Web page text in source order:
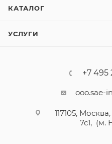
КАТАЛОГ
УСЛУГИ
+7 495
ooo.sae-
117105,
7с1, (м.